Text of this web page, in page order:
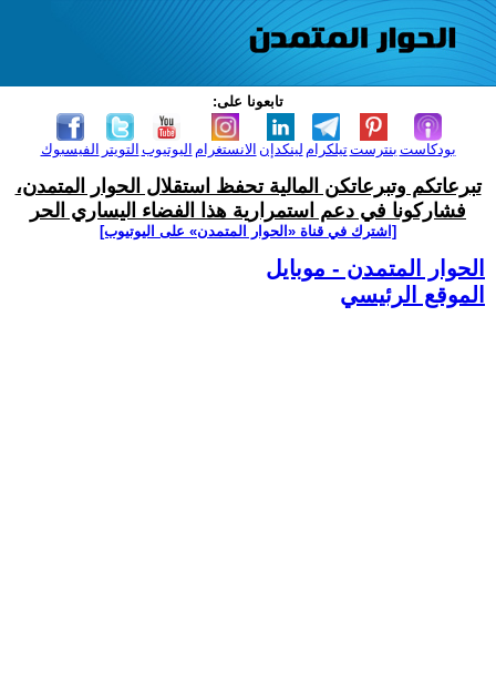
تابعونا على:
الفيسبوك التويتر اليوتيوب الانستغرام لينكدإن تيلكرامبنترست بودكاست
تبرعاتكم وتبرعاتكن المالية تحفظ استقلال الحوار المتمدن،
فشاركونا في دعم استمرارية هذا الفضاء اليساري الحر
[اشترك في قناة ‫«الحوار المتمدن» على اليوتيوب]
الحوار المتمدن - موبايل
الموقع الرئيسي